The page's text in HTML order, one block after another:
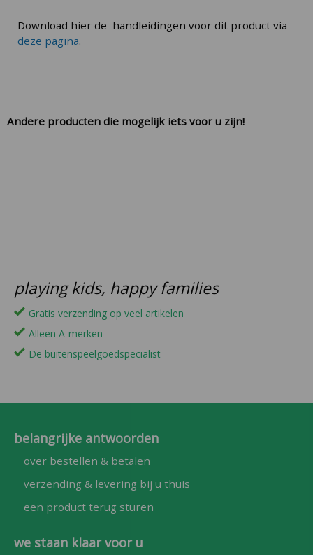
Download hier de handleidingen voor dit product via
deze pagina.
Andere producten die mogelijk iets voor u zijn!
playing kids, happy families
Gratis verzending op veel artikelen
Alleen A-merken
De buitenspeelgoedspecialist
belangrijke antwoorden
over bestellen & betalen
verzending & levering bij u thuis
een product terug sturen
we staan klaar voor u